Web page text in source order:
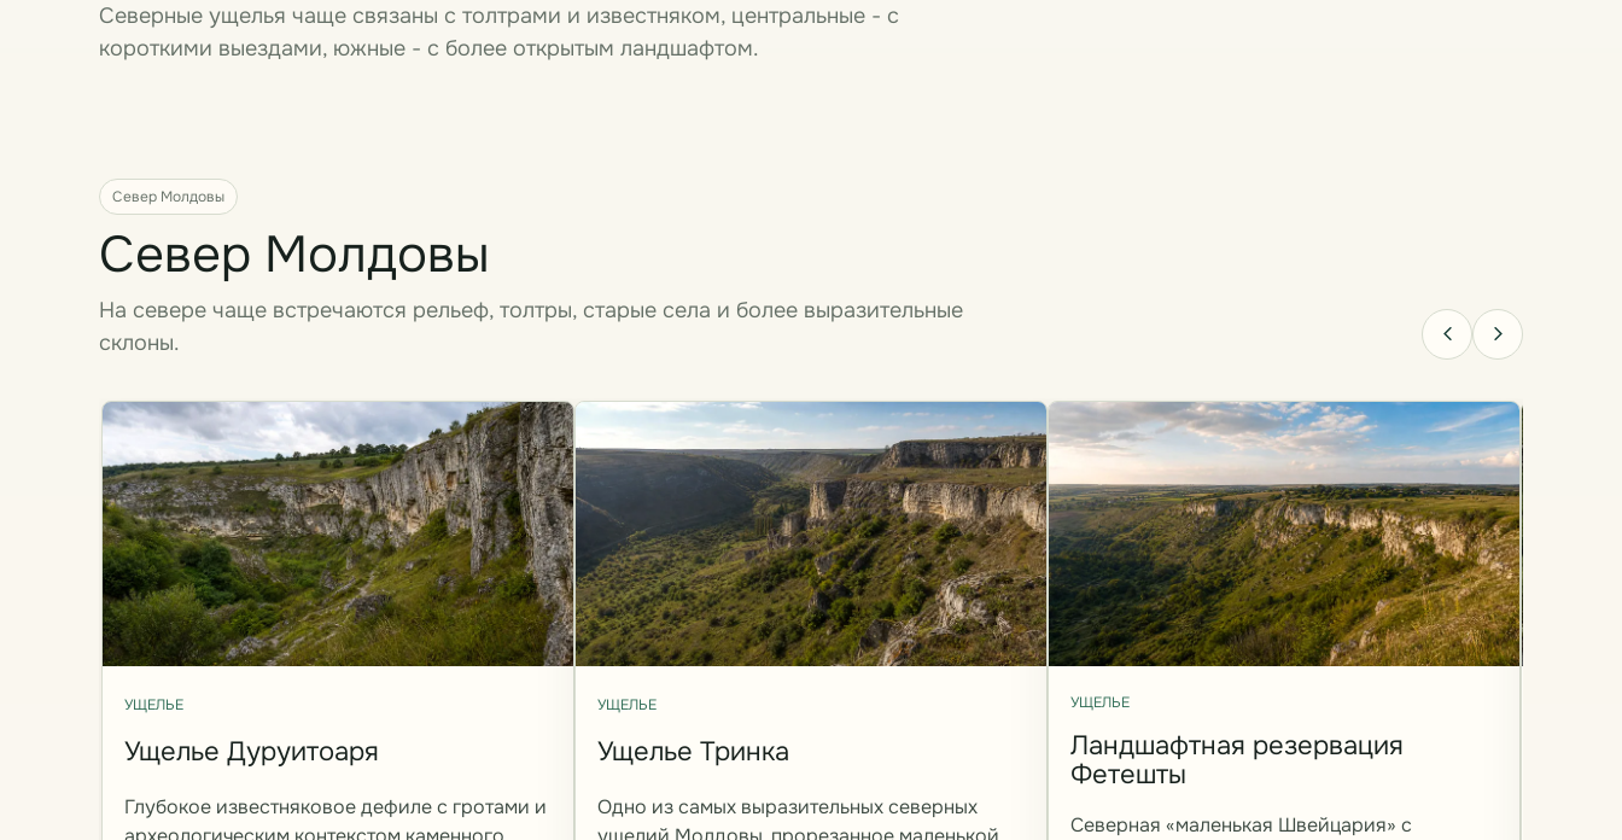
Северные ущелья чаще связаны с толтрами и известняком, центральные - с
короткими выездами, южные - с более открытым ландшафтом.
Север Молдовы
Север Молдовы
На севере чаще встречаются рельеф, толтры, старые села и более выразительные
склоны.
УЩЕЛЬЕ
Ущелье Дуруитоаря
Глубокое известняковое дефиле с гротами и
УЩЕЛЬЕ
Ущелье Тринка
Одно из самых выразительных северных
УЩЕЛЬЕ
Ландшафтная резервация
Фетешты
Северная «маленькая Швейцария» с